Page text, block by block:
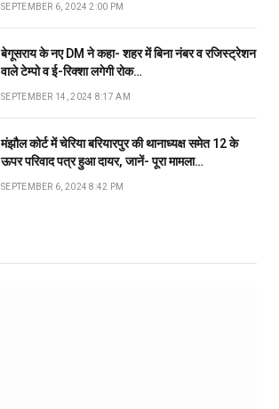
SEPTEMBER 6, 2024 2:00 PM
बेगूसराय के नए DM ने कहा- शहर में बिना नंबर व रजिस्ट्रेशन
वाले टेम्पो व ई-रिक्शा लगेगी रोक…
SEPTEMBER 14, 2024 8:17 AM
मंझौल कोर्ट में चेरिया बरियारपुर की थानाध्यक्ष समेत 12 के
ऊपर परिवाद पत्र हुआ दायर, जानें- पूरा मामला…
SEPTEMBER 6, 2024 8:42 PM